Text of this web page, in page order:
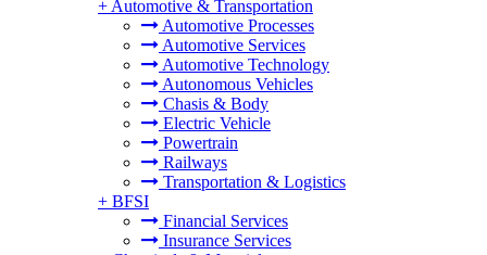
+ Automotive & Transportation
Automotive Processes
Automotive Services
Automotive Technology
Autonomous Vehicles
Chasis & Body
Electric Vehicle
Powertrain
Railways
Transportation & Logistics
+ BFSI
Financial Services
Insurance Services